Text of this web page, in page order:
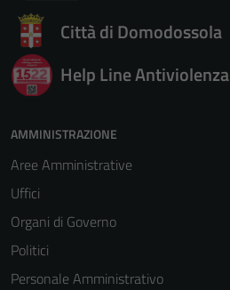
Città di Domodossola
Help Line Antiviolenza
AMMINISTRAZIONE
Aree Amministrative
Uffici
Organi di Governo
Politici
Personale Amministrativo